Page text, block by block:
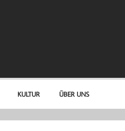
KULTUR ÜBER UNS